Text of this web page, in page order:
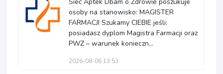
osoby na stanowisko: MAGISTER
FARMACJI Szukamy CIEBIE jeśli:
posiadasz dyplom Magistra Farmacji oraz
PWZ – warunek konieczn...
2026-08-06 13:53